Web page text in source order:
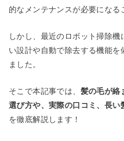
的なメンテナンスが必要になる
しかし、最近のロボット掃除機
い設計や自動で除去する機能を
ました。
そこで本記事では、 髪の毛が絡
選び方や、実際の口コミ、長い
を徹底解説します！